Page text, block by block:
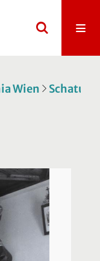
Wien Schatulle